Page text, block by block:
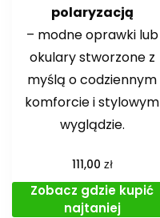
polaryzacją
– modne oprawki lub
okulary stworzone z
myślą o codziennym
komforcie i stylowym
wyglądzie.
111,00 zł
Zobacz gdzie kupić
najtaniej